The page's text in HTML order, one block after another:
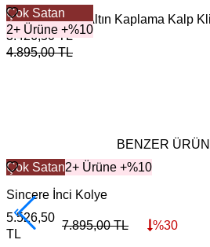
Çok Satan
2+ Ürüne +%10
Radiant Heart Altın Kaplama Kalp
3.426,50TL
4.895,00TL
BENZER
Çok Satan2+ Ürüne +%10
Sincere İnci Kolye
5.526,50
TL
7.895,00TL %30